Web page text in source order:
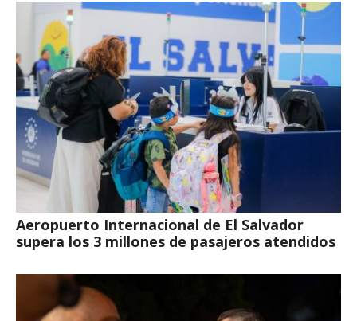
Aeropuerto Internacional de El Salvador
supera los 3 millones de pasajeros atendidos